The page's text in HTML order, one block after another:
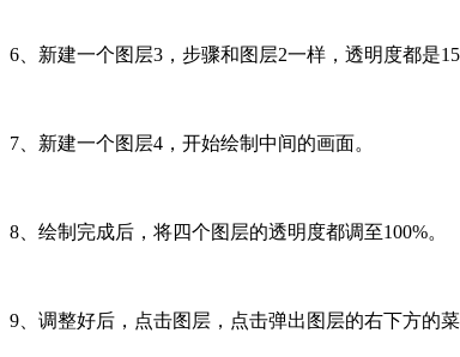
6、新建一个图层3，步骤和图层2一样，透明度都是
7、新建一个图层4，开始绘制中间的画面。
8、绘制完成后，将四个图层的透明度都调至100%。
9、调整好后，点击图层，点击弹出图层的右下方的